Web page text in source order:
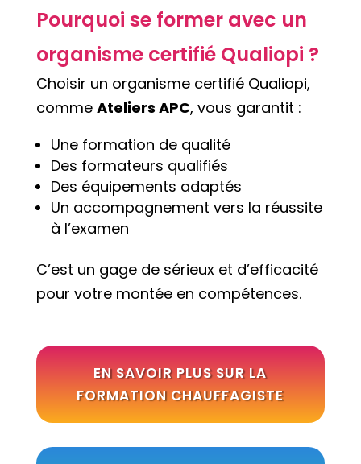
Pourquoi se former avec un
organisme certifié Qualiopi ?
Choisir un organisme certifié Qualiopi,
comme Ateliers APC, vous garantit :
Une formation de qualité
Des formateurs qualifiés
Des équipements adaptés
Un accompagnement vers la réussite
à l’examen
C’est un gage de sérieux et d’efficacité
pour votre montée en compétences.
EN SAVOIR PLUS SUR LA
FORMATION CHAUFFAGISTE